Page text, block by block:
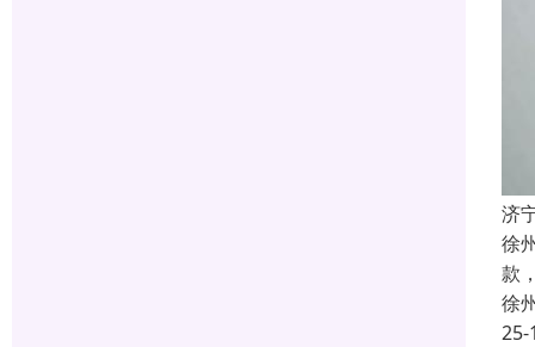
济
徐
款
徐
25-